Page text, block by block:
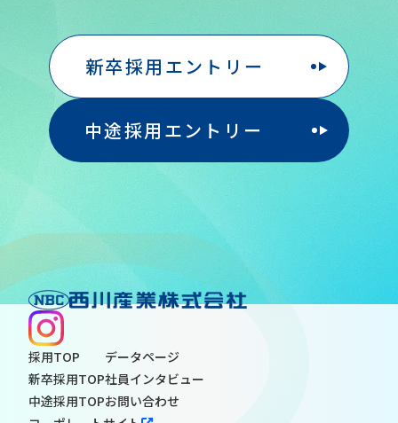
新卒採用エントリー
中途採用エントリー
採用TOP
新卒採用TOP
中途採用TOP
データページ
社員インタビュー
お問い合わせ